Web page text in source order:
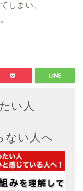
しまい、
い人
ない人へ